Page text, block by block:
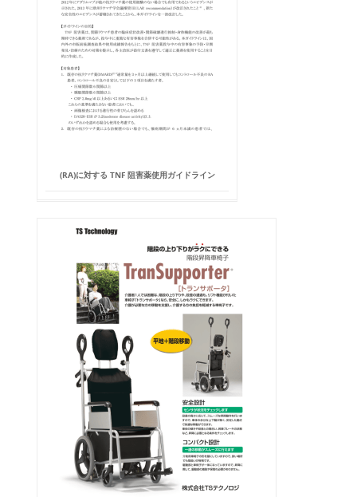
(RA)に対する TNF 阻害薬使用ガイドライン